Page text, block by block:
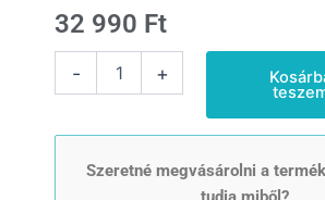
32 990 Ft
-
- akkus
+
Szeretné megvásárolni a